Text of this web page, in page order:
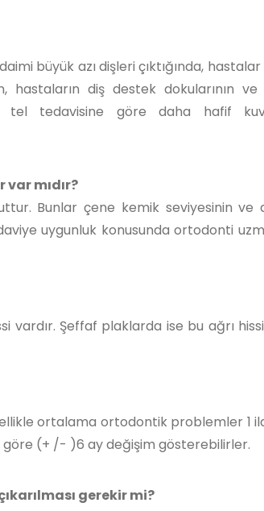
büyük azı dişleri çıktığında,
hastaların diş destek dokularının
tel tedavisine göre daha hafif
mıdır?
Bunlar çene kemik seviyesinin ve
uygunluk konusunda ortodonti
Şeffaf plaklarda ise bu ağrı
ortalama ortodontik problemler 1 ila
göre (+ /- )6 ay değişim gösterebilirler.
gerekir mi?